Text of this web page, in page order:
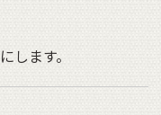
します。